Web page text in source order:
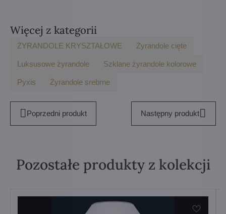
Więcej z kategorii
ŻYRANDOLE KRYSZTAŁOWE Żyrandole cięte
Luksusowe żyrandole Szklane żyrandole kolorowe
Pyxis Żyrandole srebrne
Poprzedni produkt Następny produkt
Pozostałe produkty z kolekcji